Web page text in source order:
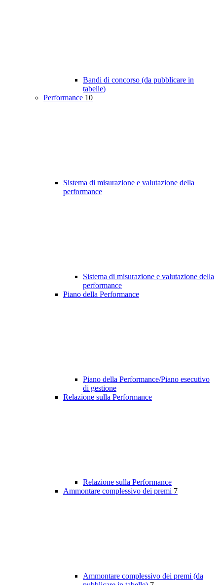
Bandi di concorso (da pubblicare in
tabelle)
Performance 10
Sistema di misurazione e valutazione della
performance
Sistema di misurazione e valutazione della
performance
Piano della Performance
Piano della Performance/Piano esecutivo
di gestione
Relazione sulla Performance
Relazione sulla Performance
Ammontare complessivo dei premi 7
Ammontare complessivo dei premi (da